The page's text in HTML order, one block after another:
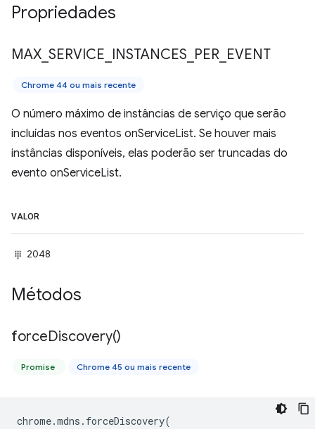
Propriedades
MAX SERVICE INSTANCES PER EVENT
Chrome 44 ou mais recente
O número máximo de instâncias de serviço que serão
incluídas nos eventos onServiceList. Se houver mais
instâncias disponíveis, elas poderão ser truncadas do
evento onServiceList.
VALOR
2048
Métodos
forceDiscovery()
Promise Chrome 45 ou mais recente
chrome.mdns . forceDiscovery(